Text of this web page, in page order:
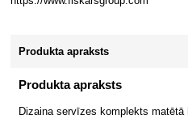
Produkta apraksts
Produkta apraksts
Dizaina servīzes komplekts matētā